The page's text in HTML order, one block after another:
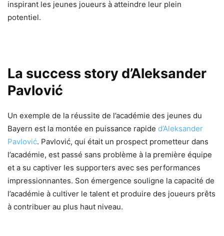
inspirant les jeunes joueurs à atteindre leur plein
potentiel.
La success story d’Aleksander
Pavlović
Un exemple de la réussite de l’académie des jeunes du
Bayern est la montée en puissance rapide d’Aleksander
Pavlović. Pavlović, qui était un prospect prometteur dans
l’académie, est passé sans problème à la première équipe
et a su captiver les supporters avec ses performances
impressionnantes. Son émergence souligne la capacité de
l’académie à cultiver le talent et produire des joueurs prêts
à contribuer au plus haut niveau.